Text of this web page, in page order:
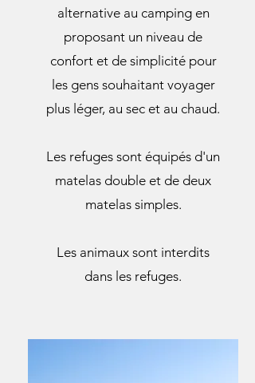
alternative au camping en
proposant un niveau de
confort et de simplicité pour
les gens souhaitant voyager
plus léger, au sec et au chaud.
Les refuges sont équipés d'un
matelas double et de deux
matelas simples.
Les animaux sont interdits
dans les refuges.